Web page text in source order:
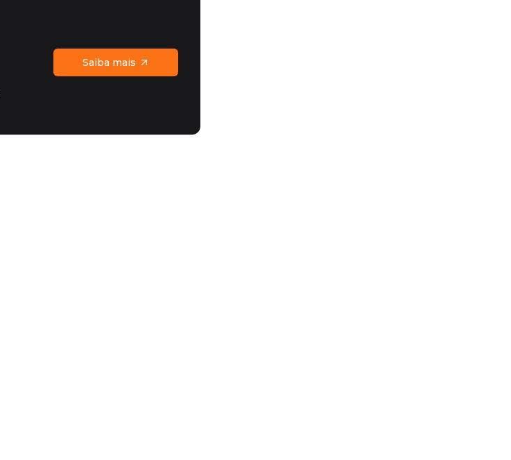
Saiba mais